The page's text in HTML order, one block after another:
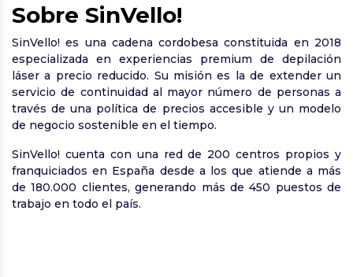
Sobre SinVello!
SinVello! es una cadena cordobesa constituida en 2018
especializada en experiencias premium de depilación
láser a precio reducido. Su misión es la de extender un
servicio de continuidad al mayor número de personas a
través de una política de precios accesible y un modelo
de negocio sostenible en el tiempo.
SinVello! cuenta con una red de 200 centros propios y
franquiciados en España desde a los que atiende a más
de 180.000 clientes, generando más de 450 puestos de
trabajo en todo el país.